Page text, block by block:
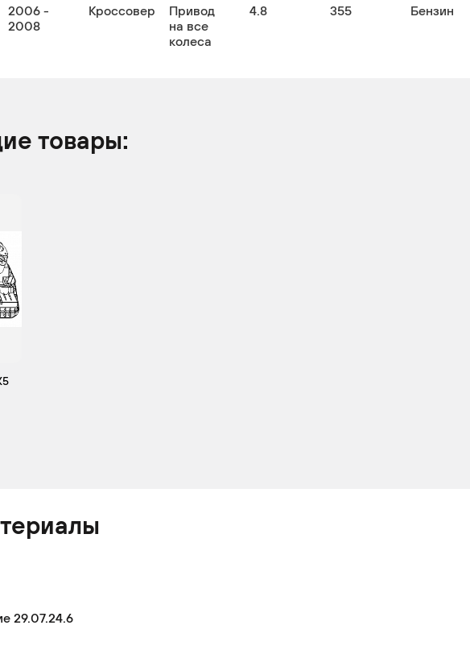
2006 -
2008
Кроссовер
Привод
на все
колеса
4.8 355 Бензин
товары:
29.07.24.6